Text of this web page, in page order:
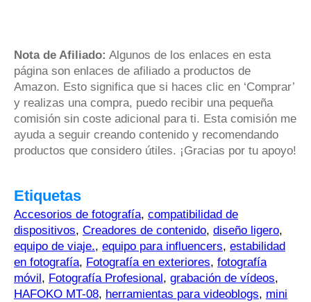
Nota de Afiliado: Algunos de los enlaces en esta
página son enlaces de afiliado a productos de
Amazon. Esto significa que si haces clic en ‘Comprar’
y realizas una compra, puedo recibir una pequeña
comisión sin coste adicional para ti. Esta comisión me
ayuda a seguir creando contenido y recomendando
productos que considero útiles. ¡Gracias por tu apoyo!
Etiquetas
Accesorios de fotografía, compatibilidad de
dispositivos, Creadores de contenido, diseño ligero,
equipo de viaje., equipo para influencers, estabilidad
en fotografía, Fotografía en exteriores, fotografía
móvil, Fotografía Profesional, grabación de vídeos,
HAFOKO MT-08, herramientas para videoblogs, mini